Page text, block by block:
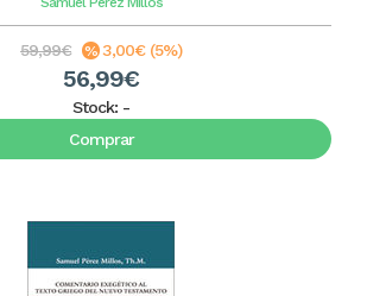
59,99€ 3,00€ (5%)
56,99€
Stock: -
Comprar